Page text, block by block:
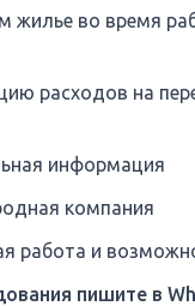
жилье во время
расходов на
информация
компания
работа и
пишите в